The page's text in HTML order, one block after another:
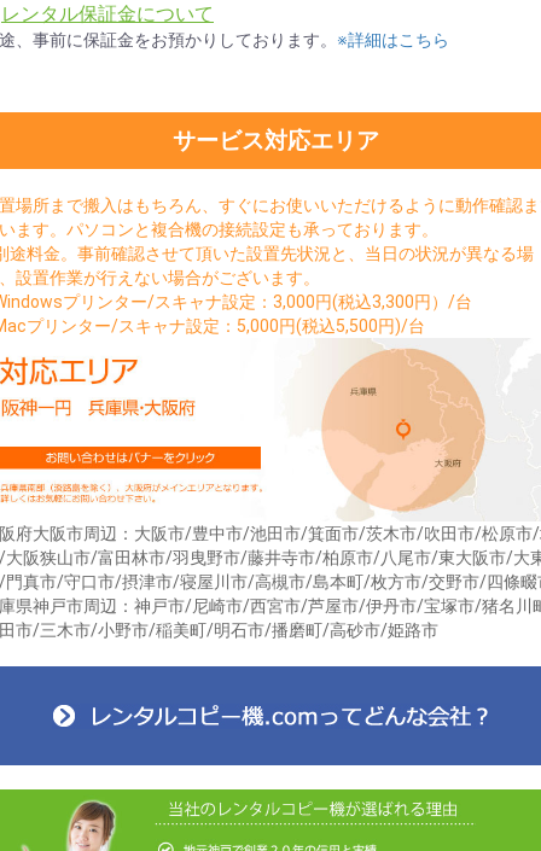
レンタル保証金について
、事前に保証金をお預かりしております。 ※詳細はこちら
サービス対応エリア
場所まで搬入はもちろん、すぐにお使いいただけるように動作確認
ます。パソコンと複合機の接続設定も承っております。
途料金。事前確認させて頂いた設置先状況と、当日の状況が異なる場
設置作業が行えない場合がございます。
プリンター/スキャナ設定：3,000円(税込3,300円）/台
プリンター/スキャナ設定：5,000円(税込5,500円)/台
府大阪市周辺：大阪市/豊中市/池田市/箕面市/茨木市/吹田市/松原市
大阪狭山市/富田林市/羽曳野市/藤井寺市/柏原市/八尾市/東大阪市/大
門真市/守口市/摂津市/寝屋川市/高槻市/島本町/枚方市/交野市/四條畷
県神戸市周辺：神戸市/尼崎市/西宮市/芦屋市/伊丹市/宝塚市/猪名川
市/三木市/小野市/稲美町/明石市/播磨町/高砂市/姫路市